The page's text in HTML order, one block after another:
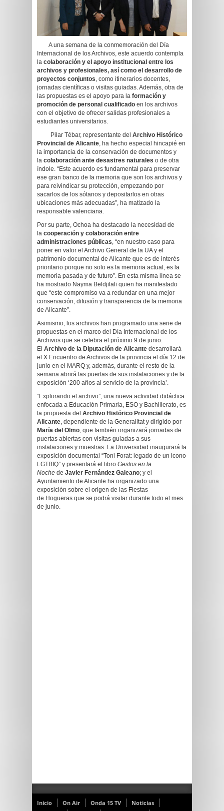
A una semana de la conmemoración del Día
Internacional de los Archivos, este acuerdo contempla
la colaboración y el apoyo institucional entre los
archivos y profesionales, así como el desarrollo de
proyectos conjuntos, como itinerarios docentes,
jornadas científicas o visitas guiadas. Además, otra de
las propuestas es el apoyo para la formación y
promoción de personal cualificado en los archivos
con el objetivo de ofrecer salidas profesionales a
estudiantes universitarios.
Pilar Tébar, representante del Archivo Histórico
Provincial de Alicante, ha hecho especial hincapié en
la importancia de la conservación de documentos y
la colaboración ante desastres naturales o de otra
índole. “Este acuerdo es fundamental para preservar
ese gran banco de la memoria que son los archivos y
para reivindicar su protección, empezando por
sacarlos de los sótanos y depositarlos en otras
ubicaciones más adecuadas”, ha matizado la
responsable valenciana.
Por su parte, Ochoa ha destacado la necesidad de
la cooperación y colaboración entre
administraciones públicas, “en nuestro caso para
poner en valor el Archivo General de la UA y el
patrimonio documental de Alicante que es de interés
prioritario porque no solo es la memoria actual, es la
memoria pasada y de futuro”. En esta misma línea se
ha mostrado Nayma Beldjilali quien ha manifestado
que “este compromiso va a redundar en una mejor
conservación, difusión y transparencia de la memoria
de Alicante”.
Asimismo, los archivos han programado una serie de
propuestas en el marco del Día Internacional de los
Archivos que se celebra el próximo 9 de junio.
El Archivo de la Diputación de Alicante desarrollará
el X Encuentro de Archivos de la provincia el día 12 de
junio en el MARQ y, además, durante el resto de la
semana abrirá las puertas de sus instalaciones y de la
exposición ‘200 años al servicio de la provincia’.
“Explorando el archivo”, una nueva actividad didáctica
enfocada a Educación Primaria, ESO y Bachillerato, es
la propuesta del Archivo Histórico Provincial de
Alicante, dependiente de la Generalitat y dirigido por
María del Olmo, que también organizará jornadas de
puertas abiertas con visitas guiadas a sus
instalaciones y muestras. La Universidad inaugurará la
exposición documental “Toni Forat: legado de un icono
LGTBIQ” y presentará el libro Gestos en la
Noche de Javier Fernández Galeano; y el
Ayuntamiento de Alicante ha organizado una
exposición sobre el origen de las Fiestas
de Hogueras que se podrá visitar durante todo el mes
de junio.
Inicio On Air Onda 15 TV
Noticias